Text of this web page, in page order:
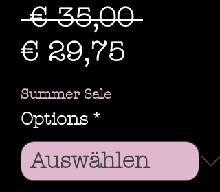
€ 35,00
€ 29,75
Summer Sale
Options *